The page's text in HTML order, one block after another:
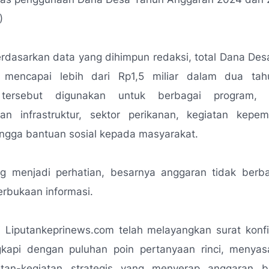
data yang dihimpun redaksi, total Dana
mencapai lebih dari Rp1,5 miliar dalam dua
tersebut digunakan untuk berbagai program,
infrastruktur, sektor perikanan, kegiatan
bantuan sosial kepada masyarakat.
menjadi perhatian, besarnya anggaran tidak
informasi.
Liputankeprinews.com telah melayangkan surat
dengan puluhan poin pertanyaan rinci,